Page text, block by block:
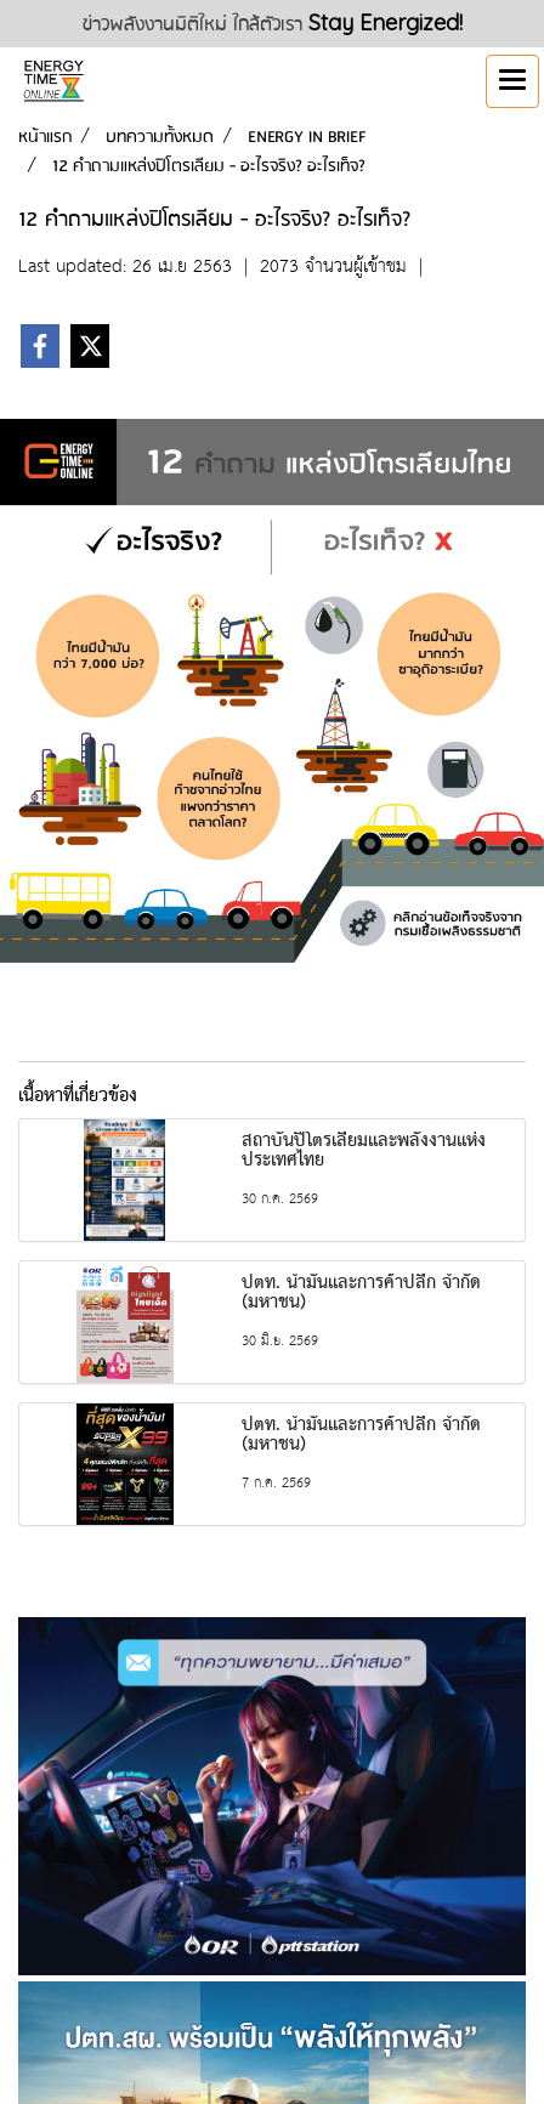
ข่าวพลังงานมิติใหม่ ใกล้ตัวเรา Stay Energized!
หน้าแรก บทความทั้งหมด
ENERGY IN BRIEF
12 คำถามแหล่งปิโตรเลียม - อะไรจริง? อะไรเท็จ?
12 คำถามแหล่งปิโตรเลียม - อะไรจริง? อะไรเท็จ?
Last updated: 26 เม.ย 2563 | 2073 จำนวนผู้เข้าชม |
เนื้อหาที่เกี่ยวข้อง
สถาบันปิโตรเลียมและพลังงานแห่ง
ประเทศไทย
30 ก.ค. 2569
ปตท. น้ำมันและการค้าปลีก จำกัด
(มหาชน)
30 มิ.ย. 2569
ปตท. น้ำมันและการค้าปลีก จำกัด
(มหาชน)
7 ก.ค. 2569